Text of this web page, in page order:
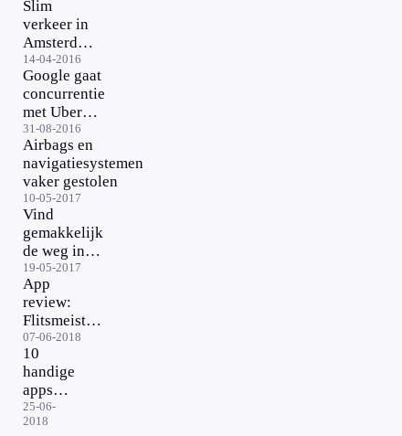
Slim
verkeer in
Amsterdam
met TNO
en Google
14-04-2016
Google gaat
concurrentie
met Uber
aan
31-08-2016
Airbags en
navigatiesystemen
vaker gestolen
10-05-2017
Vind
gemakkelijk
de weg in
het
buitenland
met offline
navigatie-
apps
19-05-2017
App
review:
Flitsmeister,
boetes
voorkomen
en tijd
besparen?
07-06-2018
10
handige
apps
voor op
vakantie
25-06-
2018